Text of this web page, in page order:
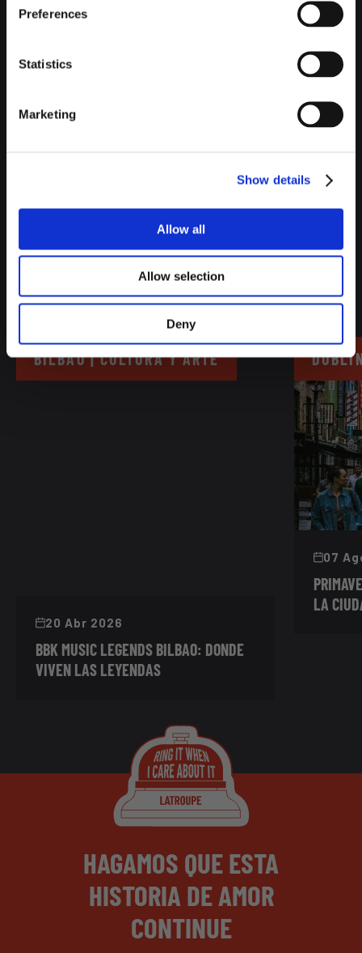
Preferences
Statistics
Marketing
Show details
Allow all
Allow selection
Deny
STORIES RELACIONADOS
BILBAO | CULTURA Y ARTE
20 Abr 2026
BBK MUSIC LEGENDS BILBAO: DONDE
VIVEN LAS LEYENDAS
07
LA
HAGAMOS QUE ESTA
HISTORIA DE AMOR
CONTINUE